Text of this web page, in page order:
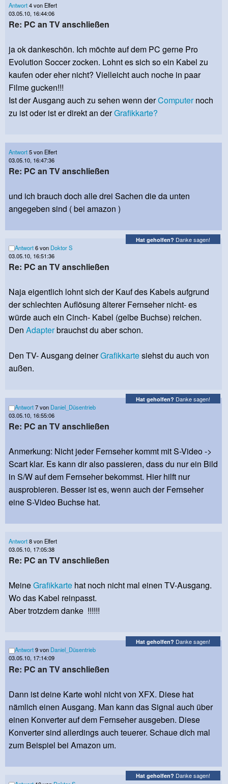
Antwort4 von Elfert
03.05.10, 16:44:06
Re: PC an TV anschließen
ja ok dankeschön. Ich möchte auf dem PC gerne Pro
Evolution Soccer zocken. Lohnt es sich so ein Kabel zu
kaufen oder eher nicht? Vielleicht auch noche in paar
Filme gucken!!!
Ist der Ausgang auch zu sehen wenn derComputernoch
zu ist oder ist er direkt an derGrafikkarte?
Antwort5 von Elfert
03.05.10, 16:47:36
Re: PC an TV anschließen
und ich brauch doch alle drei Sachen die da unten
angegeben sind ( bei amazon )
Hat geholfen? Danke sagen!
Antwort6 von Doktor S
03.05.10, 16:51:36
Re: PC an TV anschließen
Naja eigentlich lohnt sich der Kauf des Kabels aufgrund
der schlechten Auflösung älterer Fernseher nicht- es
würde auch ein Cinch- Kabel (gelbe Buchse) reichen.
Den Adapterbrauchst du aber schon.
Den TV- Ausgang deinerGrafikkartesiehst du auch von
außen.
Hat geholfen? Danke sagen!
Antwort7 von Daniel_Düsentrieb
03.05.10, 16:55:06
Re: PC an TV anschließen
Anmerkung: Nicht jeder Fernseher kommt mit S-Video ->
Scart klar. Es kann dir also passieren, dass du nur ein Bild
in S/W auf dem Fernseher bekommst. Hier hilft nur
ausprobieren. Besser ist es, wenn auch der Fernseher
eine S-Video Buchse hat.
Antwort8 von Elfert
03.05.10, 17:05:38
Re: PC an TV anschließen
MeineGrafikkarte hat noch nicht mal einen TV-Ausgang.
Wo das Kabel reinpasst.
Aber trotzdem danke !!!!!!
Hat geholfen? Danke sagen!
Antwort9 von Daniel_Düsentrieb
03.05.10, 17:14:09
Re: PC an TV anschließen
Dann ist deine Karte wohl nicht von XFX. Diese hat
nämlich einen Ausgang. Man kann das Signal auch über
einen Konverter auf dem Fernseher ausgeben. Diese
Konverter sind allerdings auch teuerer. Schaue dich mal
zum Beispiel bei Amazon um.
Hat geholfen? Danke sagen!